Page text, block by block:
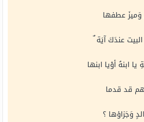
وَميزَ عطفها
عندَكَ آيَة
ابنهُ أوْيا ابنها
قد قدما
وَجَزاؤها ؟